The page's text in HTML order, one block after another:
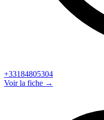
+33184805304
Voir la fiche →